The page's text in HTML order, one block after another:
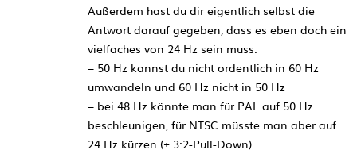
Außerdem hast du dir eigentlich selbst die
Antwort darauf gegeben, dass es eben doch ein
vielfaches von 24 Hz sein muss:
– 50 Hz kannst du nicht ordentlich in 60 Hz
umwandeln und 60 Hz nicht in 50 Hz
– bei 48 Hz könnte man für PAL auf 50 Hz
beschleunigen, für NTSC müsste man aber auf
24 Hz kürzen (+ 3:2-Pull-Down)